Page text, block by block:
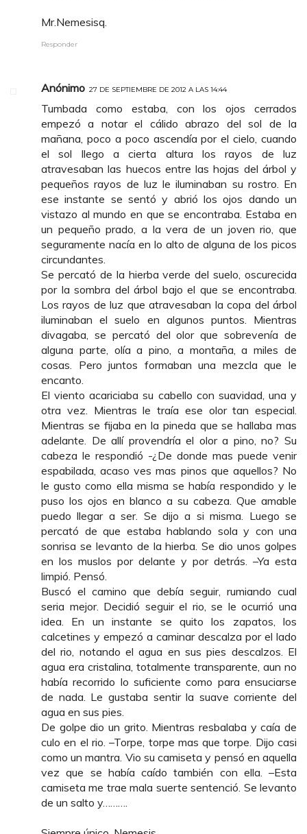
Mr.Nemesisq.
Responder
Anónimo 27 DE SEPTIEMBRE DE 2012 A LAS 14:44
Tumbada como estaba, con los ojos cerrados
empezó a notar el cálido abrazo del sol de la
mañana, poco a poco ascendía por el cielo, cuando
el sol llego a cierta altura los rayos de luz
atravesaban las huecos entre las hojas del árbol y
pequeños rayos de luz le iluminaban su rostro. En
ese instante se sentó y abrió los ojos dando un
vistazo al mundo en que se encontraba. Estaba en
un pequeño prado, a la vera de un joven rio, que
seguramente nacía en lo alto de alguna de los picos
circundantes.
Se percató de la hierba verde del suelo, oscurecida
por la sombra del árbol bajo el que se encontraba.
Los rayos de luz que atravesaban la copa del árbol
iluminaban el suelo en algunos puntos. Mientras
divagaba, se percató del olor que sobrevenía de
alguna parte, olía a pino, a montaña, a miles de
cosas. Pero juntos formaban una mezcla que le
encanto.
El viento acariciaba su cabello con suavidad, una y
otra vez. Mientras le traía ese olor tan especial.
Mientras se fijaba en la pineda que se hallaba mas
adelante. De allí provendría el olor a pino, no? Su
cabeza le respondió -¿De donde mas puede venir
espabilada, acaso ves mas pinos que aquellos? No
le gusto como ella misma se había respondido y le
puso los ojos en blanco a su cabeza. Que amable
puedo llegar a ser. Se dijo a si misma. Luego se
percató de que estaba hablando sola y con una
sonrisa se levanto de la hierba. Se dio unos golpes
en los muslos por delante y por detrás. –Ya esta
limpió. Pensó.
Buscó el camino que debía seguir, rumiando cual
seria mejor. Decidió seguir el rio, se le ocurrió una
idea. En un instante se quito los zapatos, los
calcetines y empezó a caminar descalza por el lado
del rio, notando el agua en sus pies descalzos. El
agua era cristalina, totalmente transparente, aun no
había recorrido lo suficiente como para ensuciarse
de nada. Le gustaba sentir la suave corriente del
agua en sus pies.
De golpe dio un grito. Mientras resbalaba y caía de
culo en el rio. –Torpe, torpe mas que torpe. Dijo casi
como un mantra. Vio su camiseta y pensó en aquella
vez que se había caído también con ella. –Esta
camiseta me trae mala suerte sentenció. Se levanto
de un salto y……….